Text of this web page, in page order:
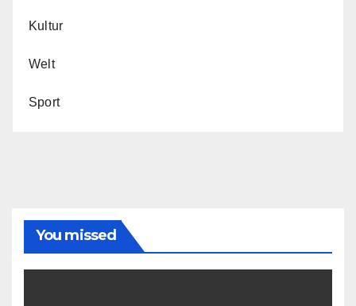
Kultur
Welt
Sport
You missed